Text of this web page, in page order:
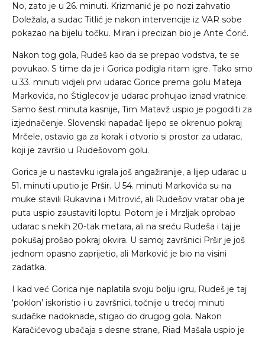
No, zato je u 26. minuti. Krizmanić je po nozi zahvatio
Doležala, a sudac Titlić je nakon intervencije iz VAR sobe
pokazao na bijelu točku. Miran i precizan bio je Ante Ćorić.
Nakon tog gola, Rudeš kao da se prepao vodstva, te se
povukao. S time da je i Gorica podigla ritam igre. Tako smo
u 33. minuti vidjeli prvi udarac Gorice prema golu Mateja
Markovića, no Štiglecov je udarac prohujao iznad vratnice.
Samo šest minuta kasnije, Tim Matavž uspio je pogoditi za
izjednačenje. Slovenski napadač lijepo se okrenuo pokraj
Mrčele, ostavio ga za korak i otvorio si prostor za udarac,
koji je završio u Rudešovom golu.
Gorica je u nastavku igrala još angažiranije, a lijep udarac u
51. minuti uputio je Pršir. U 54. minuti Markovića su na
muke stavili Rukavina i Mitrović, ali Rudešov vratar oba je
puta uspio zaustaviti loptu. Potom je i Mrzljak oprobao
udarac s nekih 20-tak metara, ali na sreću Rudeša i taj je
pokušaj prošao pokraj okvira. U samoj završnici Pršir je još
jednom opasno zaprijetio, ali Marković je bio na visini
zadatka.
I kad već Gorica nije naplatila svoju bolju igru, Rudeš je taj
‘poklon’ iskoristio i u završnici, točnije u trećoj minuti
sudačke nadoknade, stigao do drugog gola. Nakon
Karačićevog ubačaja s desne strane, Riad Mašala uspio je